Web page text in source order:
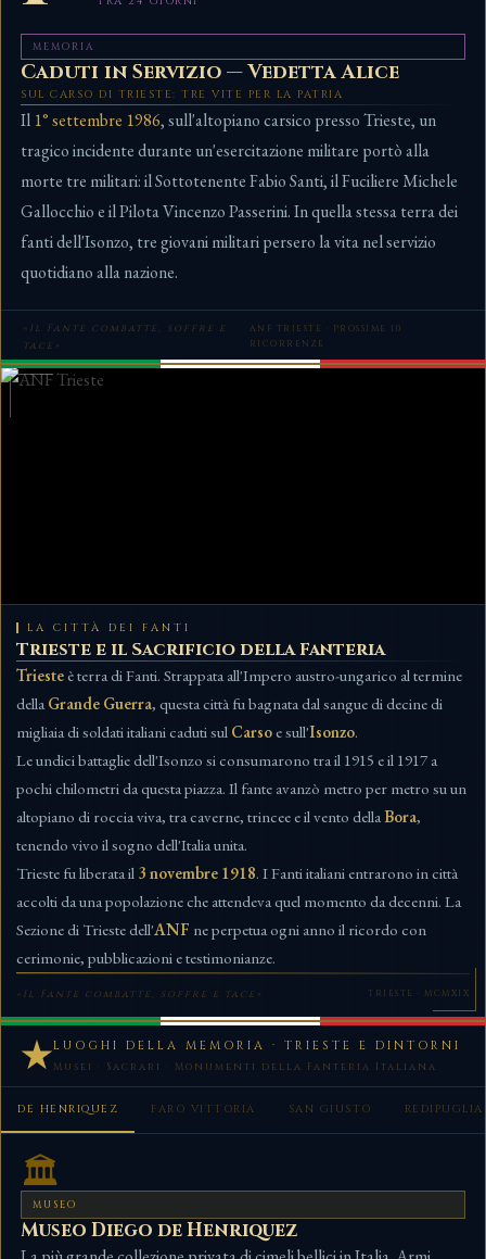
MEMORIA
Caduti in Servizio — Vedetta Alice
SUL CARSO DI TRIESTE: TRE VITE PER LA PATRIA
Il 1° settembre 1986, sull'altopiano carsico presso Trieste, un
tragico incidente durante un'esercitazione militare portò alla
morte tre militari: il Sottotenente Fabio Santi, il Fuciliere Michele
Gallocchio e il Pilota Vincenzo Passerini. In quella stessa terra dei
fanti dell'Isonzo, tre giovani militari persero la vita nel servizio
quotidiano alla nazione.
«Il Fante combatte, soffre e
tace»
ANF TRIESTE · PROSSIME 10
RICORRENZE
LA CITTÀ DEI FANTI
Trieste e il Sacrificio della Fanteria
Trieste è terra di Fanti. Strappata all'Impero austro-ungarico al termine
dellaGrande Guerra, questa città fu bagnata dal sangue di decine di
migliaia di soldati italiani caduti sul Carso e sull'Isonzo.
Le undici battaglie dell'Isonzo si consumarono tra il 1915 e il 1917 a
pochi chilometri da questa piazza. Il fante avanzò metro per metro su un
altopiano di roccia viva, tra caverne, trincee e il vento dellaBora,
tenendo vivo il sogno dell'Italia unita.
Trieste fu liberata il 3 novembre 1918. I Fanti italiani entrarono in città
accolti da una popolazione che attendeva quel momento da decenni. La
Sezione di Trieste dell'ANF ne perpetua ogni anno il ricordo con
cerimonie, pubblicazioni e testimonianze.
«Il Fante combatte, soffre e tace» TRIESTE · MCMXIX
LUOGHI DELLA MEMORIA · TRIESTE E DINTORNI
Musei · Sacrari · Monumenti della Fanteria Italiana
DE HENRIQUEZ FARO VITTORIA SAN GIUSTO REDIPUGLIA
🏛️
MUSEO
Museo Diego de Henriquez